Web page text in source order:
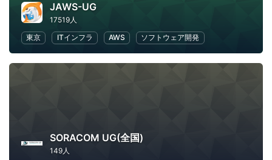
JAWS-UG
17519人
東京
ITインフラ AWS ソフトウェア開発
SORACOM UG(全国)
149人